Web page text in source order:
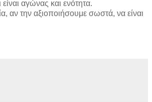
αγώνας και ενότητα.
αν την αξιοποιήσουμε σωστά, να είναι